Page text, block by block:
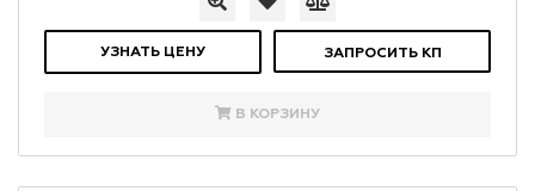
УЗНАТЬ ЦЕНУ ЗАПРОСИТЬ КП
В КОРЗИНУ